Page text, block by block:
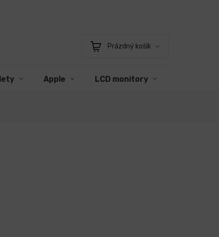
Nákupní
Prázdný košík
Apple LCD monitory